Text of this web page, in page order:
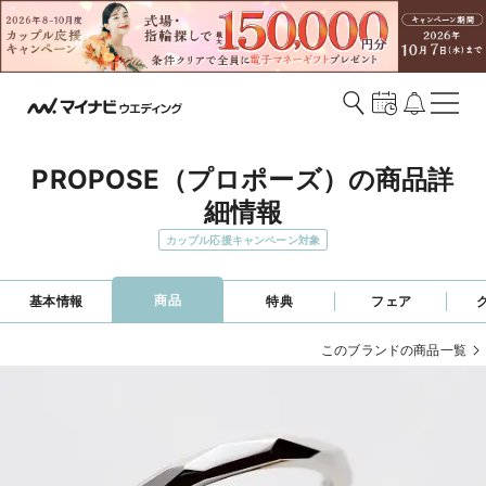
PROPOSE（プロポーズ）の商品詳
細情報
カップル応援キャンペーン対象
基本情報 商品 特典 フェア
このブランドの商品一覧